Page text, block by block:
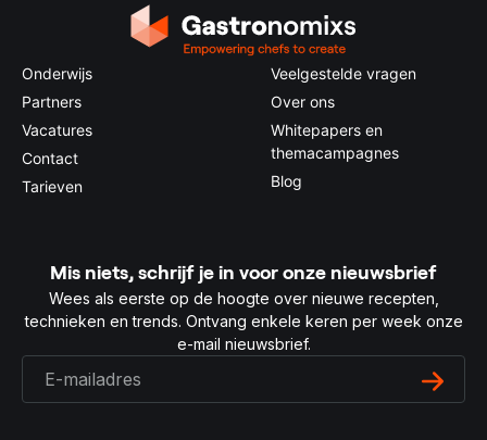
Onderwijs
Partners
Vacatures
Contact
Tarieven
Veelgestelde vragen
Over ons
Whitepapers en
themacampagnes
Blog
Mis niets, schrijf je in voor onze nieuwsbrief
Wees als eerste op de hoogte over nieuwe recepten,
technieken en trends. Ontvang enkele keren per week onze
e-mail nieuwsbrief.